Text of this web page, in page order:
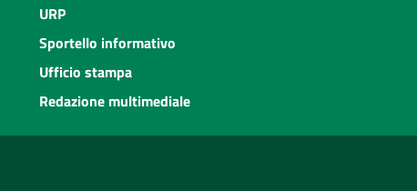
URP
Sportello informativo
Ufficio stampa
Redazione multimediale